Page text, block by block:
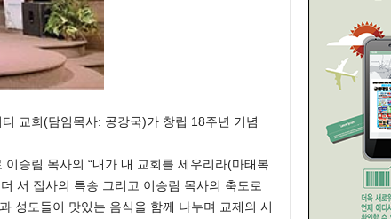
교회(담임목사: 공강국)가 창립 18주년 기념
승림 목사의 “내가 내 교회를 세우리라(마태복
서 집사의 특송 그리고 이승림 목사의 축도로
성도들이 맛있는 음식을 함께 나누며 교제의 시